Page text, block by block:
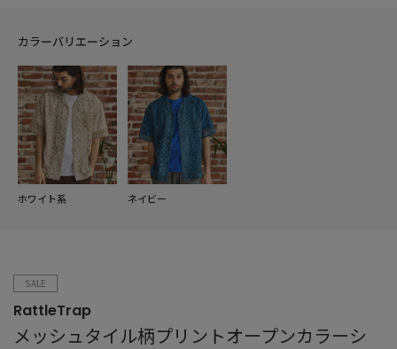
カラーバリエーション
ホワイト系 ネイビー
SALE
RattleTrap
メッシュタイル柄プリントオープンカラーシ